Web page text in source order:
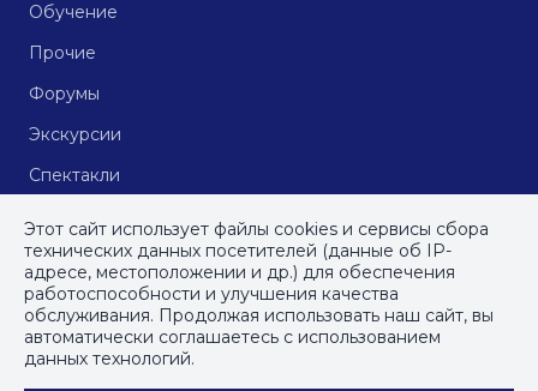
Обучение
Прочие
Форумы
Экскурсии
Спектакли
© СПб ГБУДПО«Институт культурных программ», 2023
ПОЛИТИКА КОНФИДЕНЦИАЛЬНОСТИ
Этот сайт использует файлы cookies и сервисы сбора
технических данных посетителей (данные об IP-
адресе, местоположении и др.) для обеспечения
работоспособности и улучшения качества
обслуживания. Продолжая использовать наш сайт, вы
автоматически соглашаетесь с использованием
данных технологий.